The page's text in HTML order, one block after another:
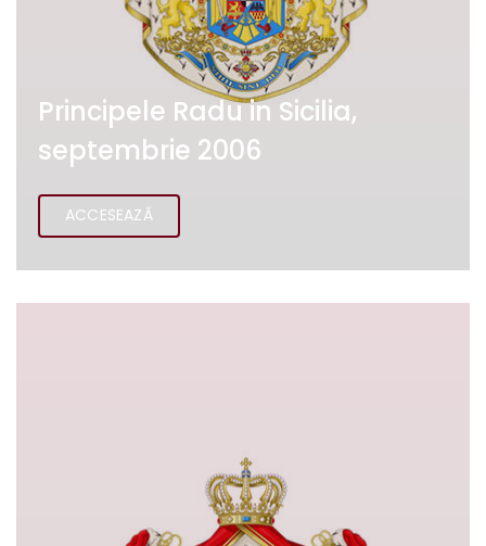
Principele Radu in Sicilia,
septembrie 2006
ACCESEAZĂ